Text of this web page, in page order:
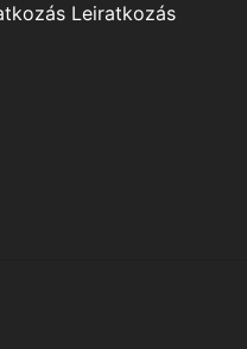
Leiratkozás